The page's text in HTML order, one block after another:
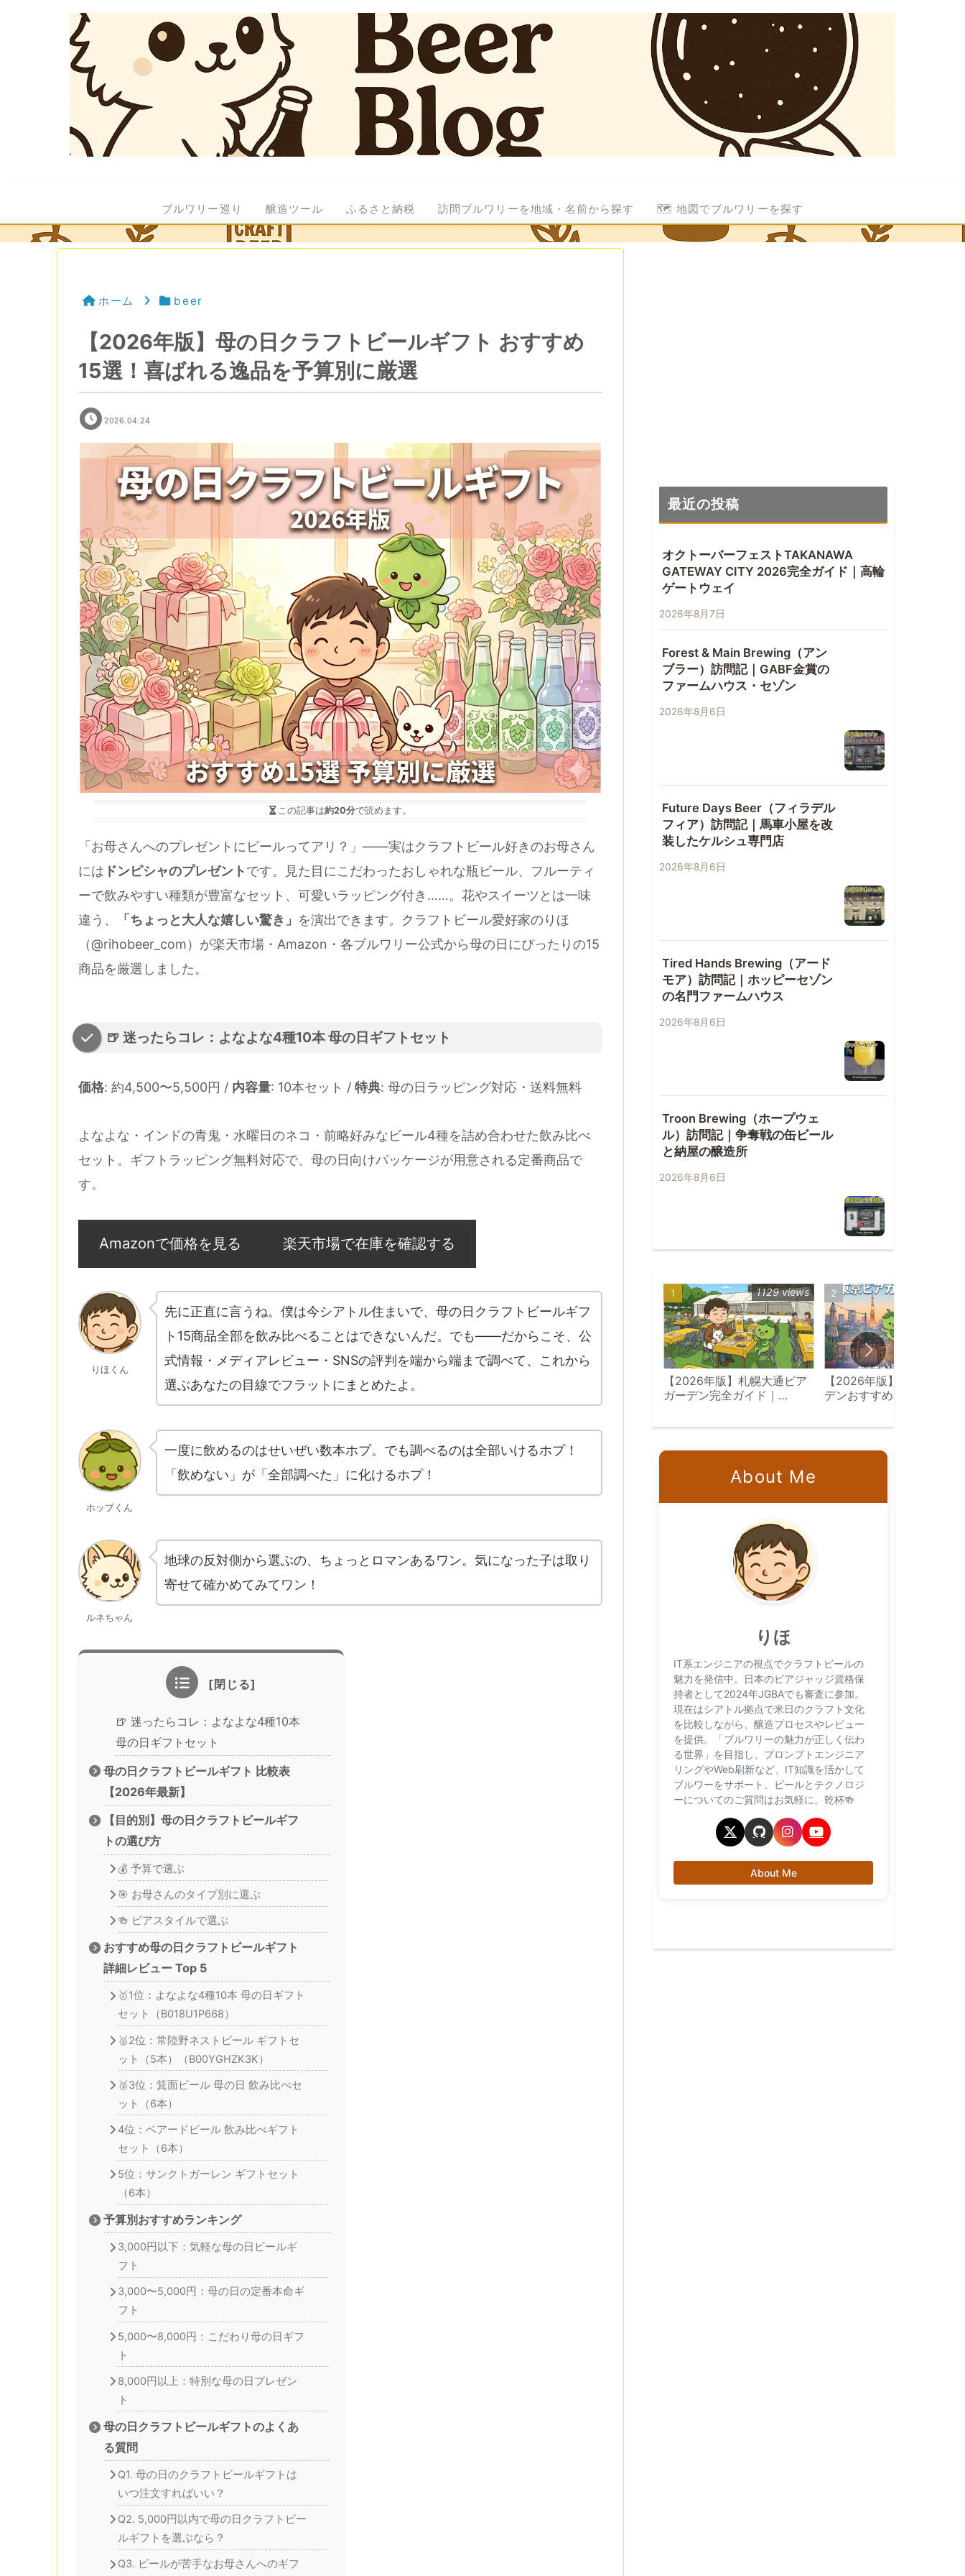
ブルワリー巡り 醸造ツール ふるさと納税 訪問ブルワリーを地域・名前から探す 🗺️ 地図でブルワリーを探す
ホーム beer
【2026年版】母の日クラフトビールギフト おすすめ
15選！喜ばれる逸品を予算別に厳選
2026.04.24
この記事は約20分で読めます。
「お母さんへのプレゼントにビールってアリ？」——実はクラフトビール好きのお母さん
には ドンピシャのプレゼントです。見た目にこだわったおしゃれな瓶ビール、フルーティ
ーで飲みやすい種類が豊富なセット、可愛いラッピング付き……。花やスイーツとは一味
違う、
「ちょっと大人な嬉しい驚き」 を演出できます。クラフトビール愛好家のりほ
（@rihobeer_com）が楽天市場・Amazon・各ブルワリー公式から母の日にぴったりの15
商品を厳選しました。
🍺 迷ったらコレ：よなよな4種10本 母の日ギフトセット
価格: 約4,500〜5,500円 / 内容量: 10本セット / 特典: 母の日ラッピング対応・送料無料
よなよな・インドの青鬼・水曜日のネコ・前略好みなビール4種を詰め合わせた飲み比べ
セット。ギフトラッピング無料対応で、母の日向けパッケージが用意される定番商品で
す。
Amazonで価格を見る 楽天市場で在庫を確認する
りほくん
先に正直に言うね。僕は今シアトル住まいで、母の日クラフトビールギフ
ト15商品全部を飲み比べることはできないんだ。でも——だからこそ、公
式情報・メディアレビュー・SNSの評判を端から端まで調べて、これから
選ぶあなたの目線でフラットにまとめたよ。
ホップくん
一度に飲めるのはせいぜい数本ホプ。でも調べるのは全部いけるホプ！
「飲めない」が「全部調べた」に化けるホプ！
ルネちゃん
地球の反対側から選ぶの、ちょっとロマンあるワン。気になった子は取り
寄せて確かめてみてワン！
🍺 迷ったらコレ：よなよな4種10本
母の日ギフトセット
母の日クラフトビールギフト 比較表
【2026年最新】
【目的別】母の日クラフトビールギフ
トの選び方
💰 予算で選ぶ
🎯 お母さんのタイプ別に選ぶ
🍻 ビアスタイルで選ぶ
おすすめ母の日クラフトビールギフト
詳細レビュー Top 5
🥇1位：よなよな4種10本 母の日ギフト
セット（B018U1P668）
🥈2位：常陸野ネストビール ギフトセ
ット（5本）（B00YGHZK3K）
🥉3位：箕面ビール 母の日 飲み比べセ
ット（6本）
4位：ベアードビール 飲み比べギフト
セット（6本）
5位：サンクトガーレン ギフトセット
（6本）
予算別おすすめランキング
3,000円以下：気軽な母の日ビールギ
フト
3,000〜5,000円：母の日の定番本命ギ
フト
5,000〜8,000円：こだわり母の日ギフ
ト
8,000円以上：特別な母の日プレゼン
ト
母の日クラフトビールギフトのよくあ
る質問
Q1. 母の日のクラフトビールギフトは
いつ注文すればいい？
Q2. 5,000円以内で母の日クラフトビー
ルギフトを選ぶなら？
Q3. ビールが苦手なお母さんへのギフ
最近の投稿
オクトーバーフェストTAKANAWA
GATEWAY CITY 2026完全ガイド｜高輪
ゲートウェイ
2026年8月7日
Forest & Main Brewing（アン
ブラー）訪問記｜GABF金賞の
ファームハウス・セゾン
2026年8月6日
Future Days Beer（フィラデル
フィア）訪問記｜馬車小屋を改
装したケルシュ専門店
2026年8月6日
Tired Hands Brewing（アード
モア）訪問記｜ホッピーセゾン
の名門ファームハウス
2026年8月6日
Troon Brewing（ホープウェ
ル）訪問記｜争奪戦の缶ビール
と納屋の醸造所
2026年8月6日
【2026年版】札幌大通ビア
ガーデン完全ガイド｜
1129 views
【2026年版】東京ビアガ
デンおすすめ15選｜屋上
イド
About Me
りほ
IT系エンジニアの視点でクラフトビールの
魅力を発信中。日本のビアジャッジ資格保
持者として2024年JGBAでも審査に参加。
現在はシアトル拠点で米日のクラフト文化
を比較しながら、醸造プロセスやレビュー
を提供。「ブルワリーの魅力が正しく伝わ
る世界」を目指し、プロンプトエンジニア
リングやWeb刷新など、IT知識を活かして
ブルワーをサポート。ビールとテクノロジ
ーについてのご質問はお気軽に。乾杯🍻
About Me